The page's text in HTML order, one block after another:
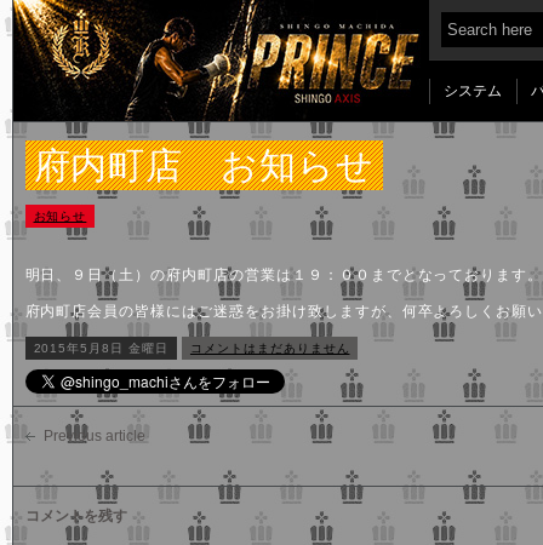
システム
府内町店 お知らせ
お知らせ
明日、９日（土）の府内町店の営業は１９：００までとなっております。
府内町店会員の皆様にはご迷惑をお掛け致しますが、何卒よろしくお願
2015年5月8日 金曜日 コメントはまだありません
Previous article
コメントを残す